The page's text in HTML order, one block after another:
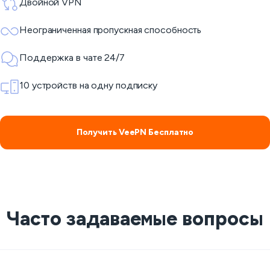
Неограниченная пропускная способность
Поддержка в чате 24/7
10 устройств на одну подписку
Получить VeePN Бесплатно
Часто задаваемые вопросы